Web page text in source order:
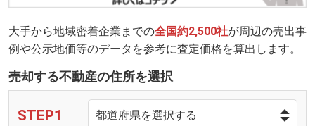
大手から地域密着企業までの全国約2,500社が周辺の売出事
例や公示地価等のデータを参考に査定価格を算出します。
売却する不動産の住所を選択
STEP1